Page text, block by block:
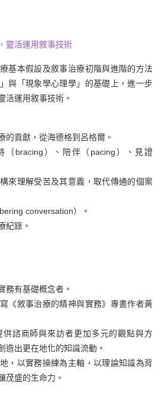
靈活運用敘事技術
基本假設及敘事治療初階與進階的方法
與「現象學心理學」的基礎上，進一步
活運用敘事技術。
的貢獻，從海德格到呂格爾。
（bracing）、陪伴（pacing）、見證
來理解受苦及其意義，取代傳通的個案
conversation）。
紀錄。
務有基礎概念者。
《敘事治療的精神與實務》專書作者黃
供諮商師與來訪者更加多元的觀點與方
造出更在地化的知識流動。
，以實務操練為主軸，以理論知識為背
茂盛的生命力。